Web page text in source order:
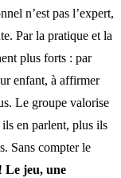
n’est pas l’expert,
Par la pratique et la
plus forts : par
enfant, à affirmer
Le groupe valorise
ils en parlent, plus ils
Sans compter le
Le jeu, une